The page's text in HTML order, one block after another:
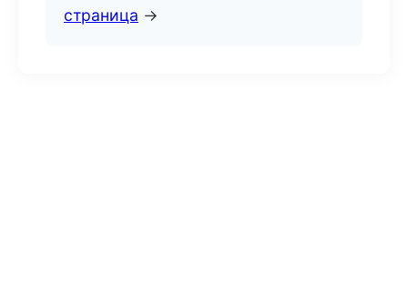
страница →